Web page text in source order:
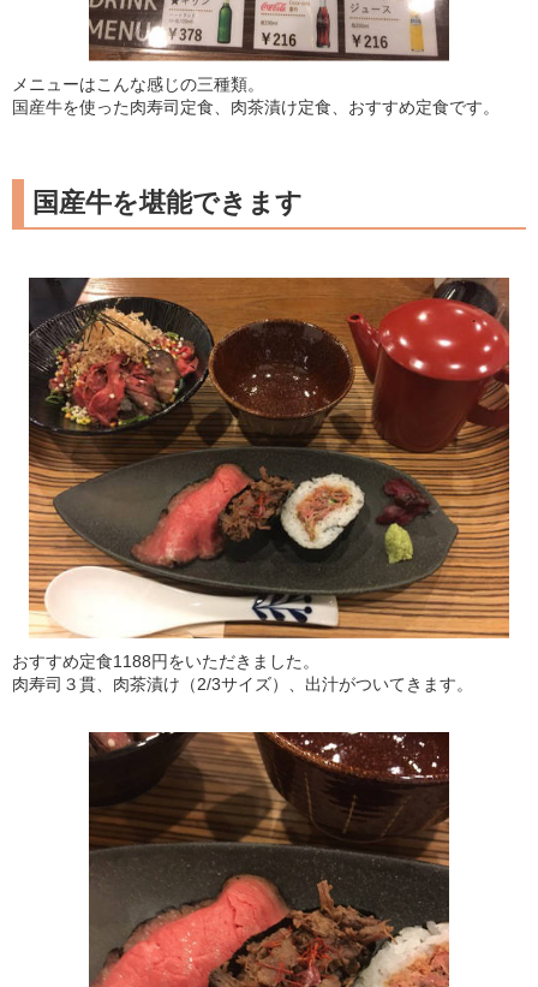
メニューはこんな感じの三種類。
国産牛を使った肉寿司定食、肉茶漬け定食、おすすめ定食です。
国産牛を堪能できます
おすすめ定食1188円をいただきました。
肉寿司３貫、肉茶漬け（2/3サイズ）、出汁がついてきます。